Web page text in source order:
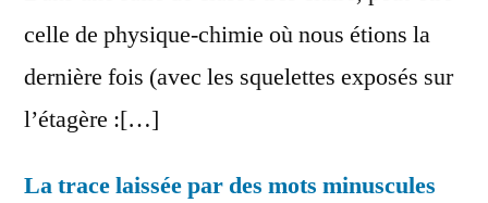
celle de physique-chimie où nous étions la
dernière fois (avec les squelettes exposés sur
l’étagère :[…]
La trace laissée par des mots minuscules